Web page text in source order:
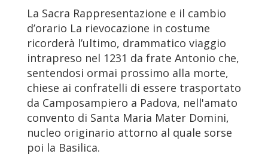
La Sacra Rappresentazione e il cambio
d’orario La rievocazione in costume
ricorderà l’ultimo, drammatico viaggio
intrapreso nel 1231 da frate Antonio che,
sentendosi ormai prossimo alla morte,
chiese ai confratelli di essere trasportato
da Camposampiero a Padova, nell'amato
convento di Santa Maria Mater Domini,
nucleo originario attorno al quale sorse
poi la Basilica.